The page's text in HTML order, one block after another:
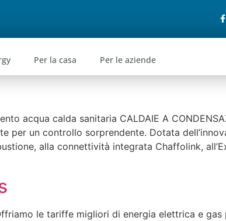
Per la casa Per le aziende
acqua calda sanitaria CALDAIE A
per un controllo sorprendente. Dotata
alla connettività integrata Chaffolink,
le tariffe migliori di energia elettrica e